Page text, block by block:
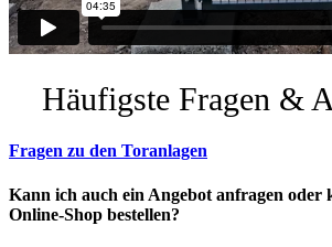
Häufigste Fragen &
Fragen zu den Toranlagen
Kann ich auch ein Angebot anfragen oder
Online-Shop bestellen?